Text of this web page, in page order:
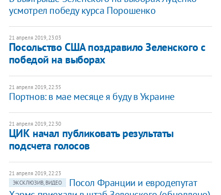
усмотрел победу курса Порошенко
21 апреля 2019, 23:03
Посольство США поздравило Зеленского с
победой на выборах
21 апреля 2019, 22:35
Портнов: в мае месяце я буду в Украине
21 апреля 2019, 22:30
ЦИК начал публиковать результаты
подсчета голосов
21 апреля 2019, 22:23
ЭКСКЛЮЗИВ, ВИДЕО
Посол Франции и евродепутат